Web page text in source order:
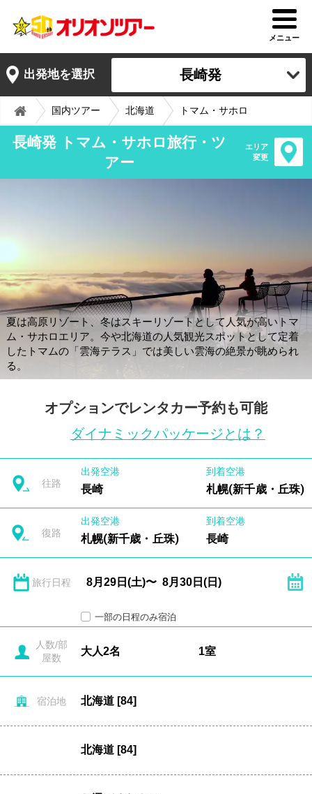
メニュー
出発地を選択 長崎発
国内ツアー 北海道 トマム・サホロ
長崎発 トマム・サホロ旅行・ツ
アー
エリア
変更
夏は高原リゾート、冬はスキーリゾートとして人気が高いトマ
ム・サホロエリア。今や北海道の人気観光スポットとして定着
したトマムの「雲海テラス」では美しい雲海の絶景が眺められ
る。
オプションでレンタカー予約も可能
ダイナミックパッケージとは？
往路
出発空港
長崎
到着空港
札幌(新千歳・丘珠)
復路
出発空港
札幌(新千歳・丘珠)
到着空港
長崎
旅行日程
一部の日程のみ宿泊
人数/部
屋数
宿泊地